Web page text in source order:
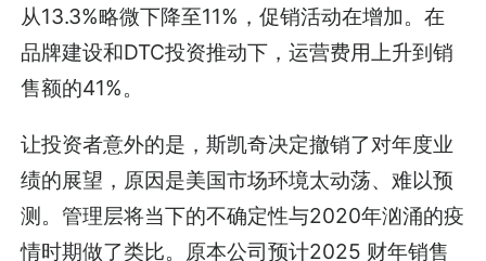
从13.3%略微下降至11%，促销活动在增加。在
品牌建设和DTC投资推动下，运营费用上升到销
售额的41%。
让投资者意外的是，斯凯奇决定撤销了对年度业
绩的展望，原因是美国市场环境太动荡、难以预
测。管理层将当下的不确定性与2020年汹涌的疫
情时期做了类比。原本公司预计2025 财年销售